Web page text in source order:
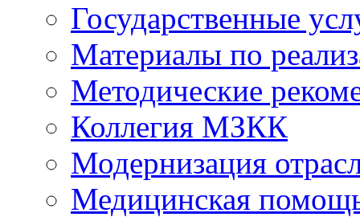
Государственные
Материалы по
Методические
Коллегия МЗКК
Модернизация
Медицинская